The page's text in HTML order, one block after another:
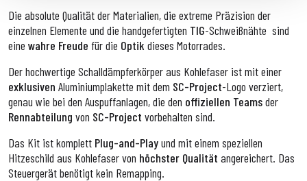
Die absolute Qualität der Materialien, die extreme Präzision der
einzelnen Elemente und die handgefertigten TIG-Schweißnähte sind
eine wahre Freude für die Optik dieses Motorrades.
Der hochwertige Schalldämpferkörper aus Kohlefaser ist mit einer
exklusiven Aluminiumplakette mit dem SC-Project-Logo verziert,
genau wie bei den Auspuffanlagen, die den offiziellen Teamsder
Rennabteilung von SC-Project vorbehalten sind.
Das Kit ist komplett Plug-and-Playund mit einem speziellen
Hitzeschild aus Kohlefaser von höchster Qualität angereichert. Das
Steuergerät benötigt kein Remapping.